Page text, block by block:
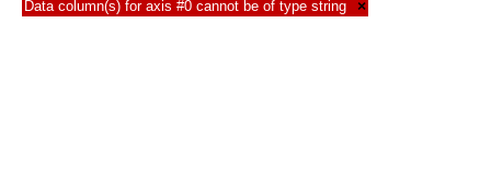
Data column(s) for axis #0 cannot be of type string ×